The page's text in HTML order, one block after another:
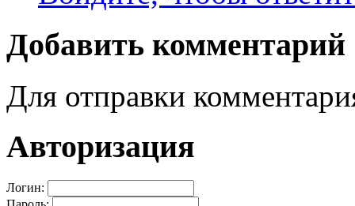
Добавить комментарий
Для отправки
Авторизация
Логин: